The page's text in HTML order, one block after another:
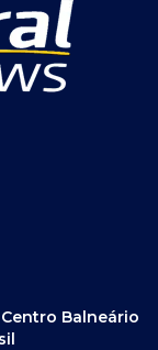
Centro Balneário